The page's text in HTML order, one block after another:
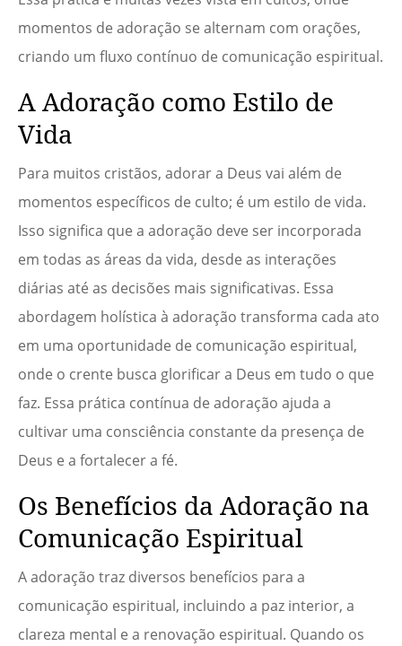
momentos de adoração se alternam com orações,
criando um fluxo contínuo de comunicação espiritual.
A Adoração como Estilo de
Vida
Para muitos cristãos, adorar a Deus vai além de
momentos específicos de culto; é um estilo de vida.
Isso significa que a adoração deve ser incorporada
em todas as áreas da vida, desde as interações
diárias até as decisões mais significativas. Essa
abordagem holística à adoração transforma cada ato
em uma oportunidade de comunicação espiritual,
onde o crente busca glorificar a Deus em tudo o que
faz. Essa prática contínua de adoração ajuda a
cultivar uma consciência constante da presença de
Deus e a fortalecer a fé.
Os Benefícios da Adoração na
Comunicação Espiritual
A adoração traz diversos benefícios para a
comunicação espiritual, incluindo a paz interior, a
clareza mental e a renovação espiritual. Quando os